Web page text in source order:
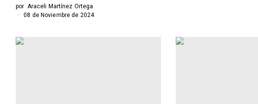
por Araceli Martínez Ortega
08 de Noviembre de 2024